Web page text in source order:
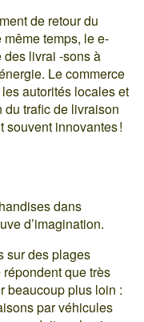
de retour du
temps, le e-
livrai -sons à
Le commerce
autorités locales et
trafic de livraison
souvent innovantes !
dans
d’imagination.
sur des plages
que très
beaucoup plus loin :
par véhicules